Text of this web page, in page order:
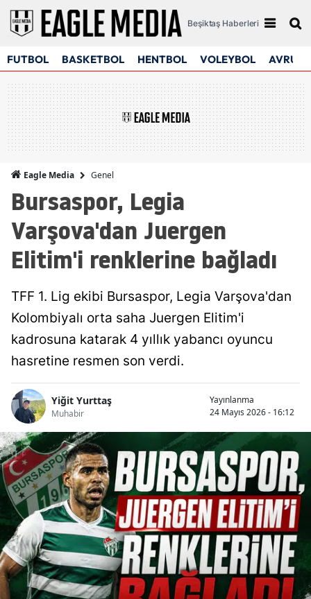
Beşiktaş Haberleri
FUTBOL BASKETBOL HENTBOL VOLEYBOL
Eagle Media Genel
Bursaspor, Legia
Varşova'dan Juergen
Elitim'i renklerine bağladı
TFF 1. Lig ekibi Bursaspor, Legia Varşova'dan
Kolombiyalı orta saha Juergen Elitim'i
kadrosuna katarak 4 yıllık yabancı oyuncu
hasretine resmen son verdi.
Yiğit Yurttaş
Muhabir
Yayınlanma
24 Mayıs 2026 - 16:12